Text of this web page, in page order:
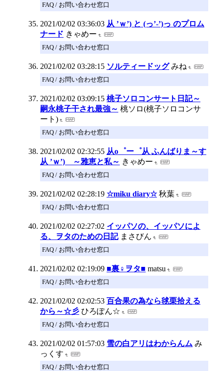
FAQ / お問い合わせ窓口
2021/02/02 03:36:03 从 ’ｗ’) と (っ’-’)っ のプロム
ナード きゃめー
FAQ / お問い合わせ窓口
2021/02/02 03:28:15 ソルティードッグ みね
FAQ / お問い合わせ窓口
2021/02/02 03:09:15 桃子ソロコンサート日記～
嗣永桃子干され最強～ 桃ソロ(桃子ソロコンサ
ート)
FAQ / お問い合わせ窓口
2021/02/02 02:32:55 从o゜ー゜从 ふんばりま～す
从 ’ｗ’) ～雅恵と私～ きゃめー
FAQ / お問い合わせ窓口
2021/02/02 02:28:19 ☆miku diary☆ 秋葉
FAQ / お問い合わせ窓口
2021/02/02 02:27:02 イッパソの、イッパソによ
る、ヲタのための日記 まさびん
FAQ / お問い合わせ窓口
2021/02/02 02:19:09 ■裏♀ヲタ■ matsu
FAQ / お問い合わせ窓口
2021/02/02 02:02:53 百合果の為なら毬栗拾える
から～☆彡 ひろぽん☆
FAQ / お問い合わせ窓口
2021/02/02 01:57:03 雪の白アリはわからんム み
っくす
FAQ / お問い合わせ窓口